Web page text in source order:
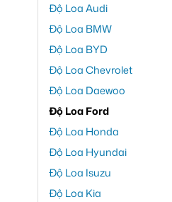
Độ Loa Audi
Độ Loa BMW
Độ Loa BYD
Độ Loa Chevrolet
Độ Loa Daewoo
Độ Loa Ford
Độ Loa Honda
Độ Loa Hyundai
Độ Loa Isuzu
Độ Loa Kia